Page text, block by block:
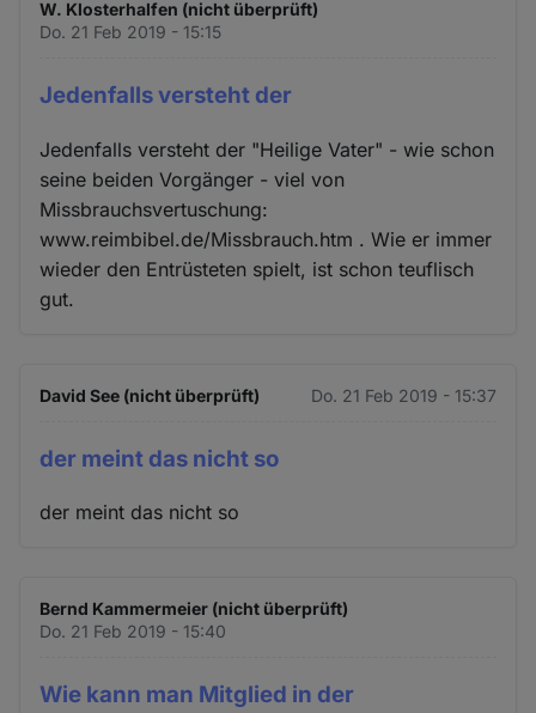
W. Klosterhalfen (nicht überprüft)
Do. 21 Feb 2019 - 15:15
Jedenfalls versteht der
Jedenfalls versteht der "Heilige Vater" - wie schon
seine beiden Vorgänger - viel von
Missbrauchsvertuschung:
www.reimbibel.de/Missbrauch.htm . Wie er immer
wieder den Entrüsteten spielt, ist schon teuflisch
gut.
David See (nicht überprüft) Do. 21 Feb 2019 - 15:37
der meint das nicht so
der meint das nicht so
Bernd Kammermeier (nicht überprüft)
Do. 21 Feb 2019 - 15:40
Wie kann man Mitglied in der